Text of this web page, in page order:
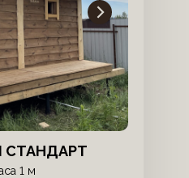
1 м
СТАНДАРТ